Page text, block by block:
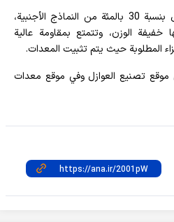
ولفت الى إن هذا المنتج أرخص بنسبة 30 بالمئة من النماذج الأجنبية،
خفيفة الوزن، وتتمتع بمقاومة عالية
المطلوبة حيث يتم تثبيت المعدات.
موقع تصنيع العوازل وفي موقع معدات